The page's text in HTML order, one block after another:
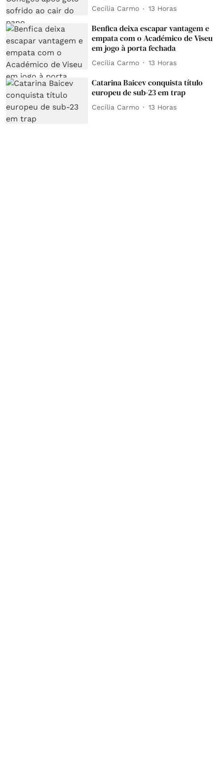
Cecília Carmo 13 Horas
Benfica deixa escapar vantagem e
empata com o Académico de Viseu
em jogo à porta fechada
Cecília Carmo 13 Horas
Catarina Baicev conquista título
europeu de sub-23 em trap
Cecília Carmo 13 Horas